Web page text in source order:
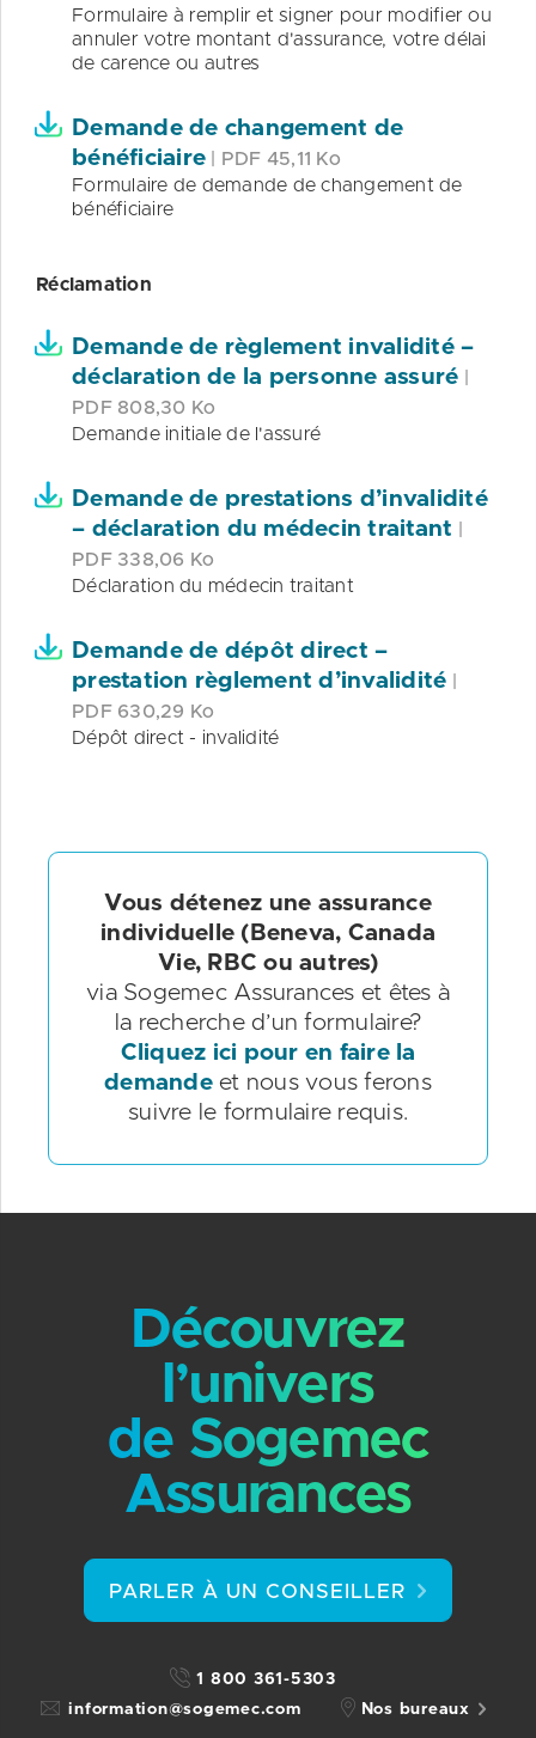
Formulaire à remplir et signer pour modifier ou
annuler votre montant d'assurance, votre délai
de carence ou autres
Demande de changement de
bénéficiaire | PDF 45,11 Ko
Formulaire de demande de changement de
bénéficiaire
Réclamation
Demande de règlement invalidité –
déclaration de la personne assuré
PDF 808,30 Ko
Demande initiale de l'assuré
Demande de prestations d’invalidité
– déclaration du médecin traitant
PDF 338,06 Ko
Déclaration du médecin traitant
Demande de dépôt direct –
prestation règlement d’invalidité
PDF 630,29 Ko
Dépôt direct - invalidité
Vous détenez une assurance
individuelle (Beneva, Canada
Vie, RBC ou autres)
via Sogemec Assurances et êtes à
la recherche d’un formulaire?
Cliquez ici pour en faire la
demandeet nous vous ferons
suivre le formulaire requis.
Découvrez
l’univers
de Sogemec
Assurances
PARLER À UN CONSEILLER
1 800 361-5303
information@sogemec.com
Nos bureaux